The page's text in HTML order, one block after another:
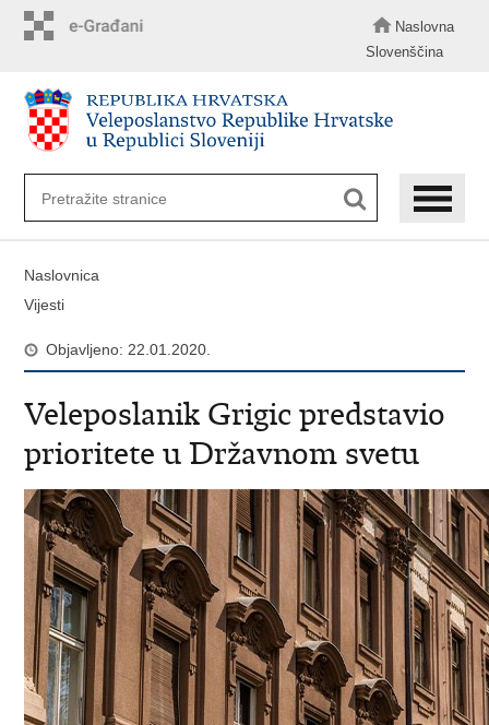
Naslovna
Slovenščina
Naslovnica
Vijesti
Objavljeno: 22.01.2020.
Veleposlanik Grigic predstavio
prioritete u Državnom svetu